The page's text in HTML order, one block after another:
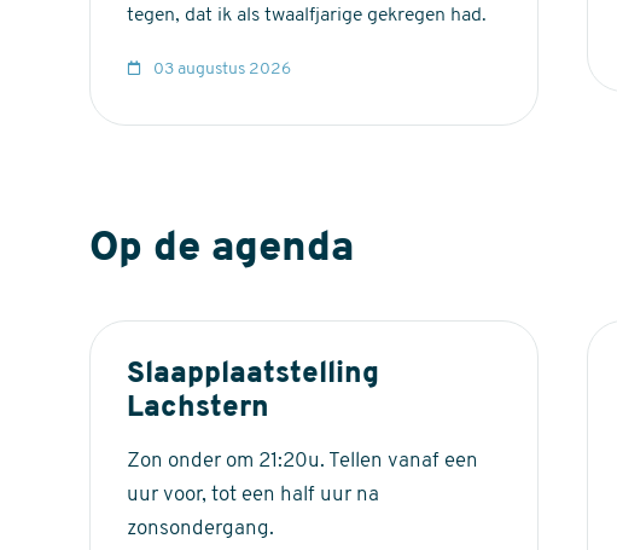
tegen, dat ik als twaalfjarige gekregen had.
03 augustus 2026
Op de agenda
Slaapplaatstelling
Lachstern
Zon onder om 21:20u. Tellen vanaf een
uur voor, tot een half uur na
zonsondergang.